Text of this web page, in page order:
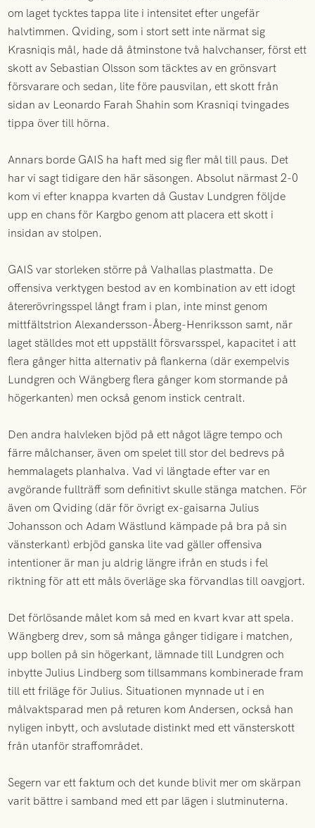
om laget tycktes tappa lite i intensitet efter ungefär
halvtimmen. Qviding, som i stort sett inte närmat sig
Krasniqis mål, hade då åtminstone två halvchanser, först ett
skott av Sebastian Olsson som täcktes av en grönsvart
försvarare och sedan, lite före pausvilan, ett skott från
sidan av Leonardo Farah Shahin som Krasniqi tvingades
tippa över till hörna.
Annars borde GAIS ha haft med sig fler mål till paus. Det
har vi sagt tidigare den här säsongen. Absolut närmast 2-0
kom vi efter knappa kvarten då Gustav Lundgren följde
upp en chans för Kargbo genom att placera ett skott i
insidan av stolpen.
GAIS var storleken större på Valhallas plastmatta. De
offensiva verktygen bestod av en kombination av ett idogt
återerövringsspel långt fram i plan, inte minst genom
mittfältstrion Alexandersson-Åberg-Henriksson samt, när
laget ställdes mot ett uppställt försvarsspel, kapacitet i att
flera gånger hitta alternativ på flankerna (där exempelvis
Lundgren och Wängberg flera gånger kom stormande på
högerkanten) men också genom instick centralt.
Den andra halvleken bjöd på ett något lägre tempo och
färre målchanser, även om spelet till stor del bedrevs på
hemmalagets planhalva. Vad vi längtade efter var en
avgörande fullträff som definitivt skulle stänga matchen. För
även om Qviding (där för övrigt ex-gaisarna Julius
Johansson och Adam Wästlund kämpade på bra på sin
vänsterkant) erbjöd ganska lite vad gäller offensiva
intentioner är man ju aldrig längre ifrån en studs i fel
riktning för att ett måls överläge ska förvandlas till oavgjort.
Det förlösande målet kom så med en kvart kvar att spela.
Wängberg drev, som så många gånger tidigare i matchen,
upp bollen på sin högerkant, lämnade till Lundgren och
inbytte Julius Lindberg som tillsammans kombinerade fram
till ett friläge för Julius. Situationen mynnade ut i en
målvaktsparad men på returen kom Andersen, också han
nyligen inbytt, och avslutade distinkt med ett vänsterskott
från utanför straffområdet.
Segern var ett faktum och det kunde blivit mer om skärpan
varit bättre i samband med ett par lägen i slutminuterna.